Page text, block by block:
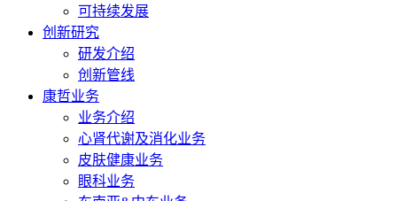
可持续发展
创新研究
研发介绍
创新管线
康哲业务
业务介绍
心肾代谢及消化业务
皮肤健康业务
眼科业务